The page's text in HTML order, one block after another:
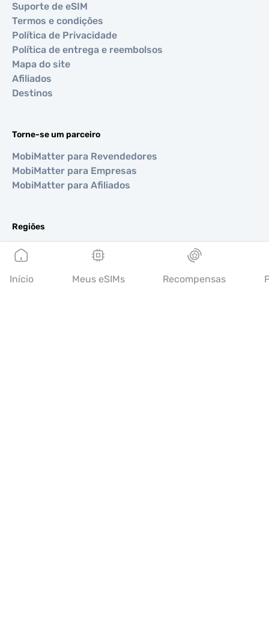
Suporte de eSIM
Termos e condições
Política de Privacidade
Política de entrega e reembolsos
Mapa do site
Afiliados
Destinos
Torne-se um parceiro
MobiMatter para Revendedores
MobiMatter para Empresas
MobiMatter para Afiliados
Regiões
eSIM para Europa
eSIM para Ásia
eSIM para Américas
Início Meus eSIMs Recompensas